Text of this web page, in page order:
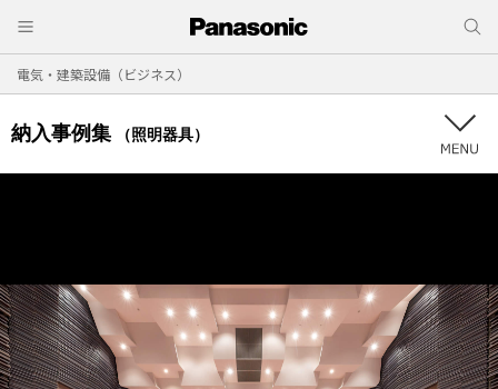
電気・建築設備（ビジネス）
納入事例集 （照明器具）